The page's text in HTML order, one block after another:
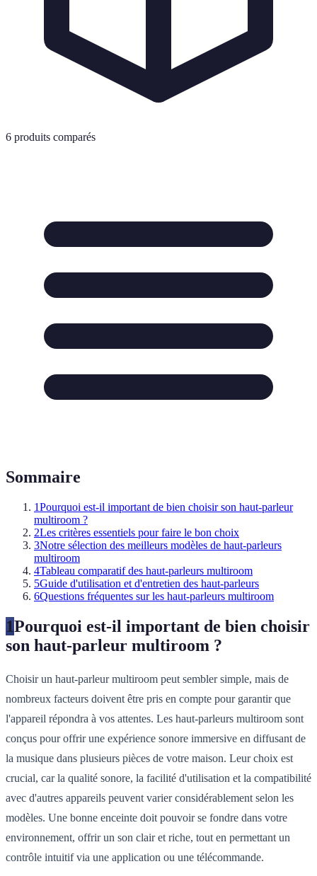
6 produits comparés
Sommaire
1Pourquoi est-il important de bien choisir son haut-parleur
multiroom ?
2Les critères essentiels pour faire le bon choix
3Notre sélection des meilleurs modèles de haut-parleurs
multiroom
4Tableau comparatif des haut-parleurs multiroom
5Guide d'utilisation et d'entretien des haut-parleurs
6Questions fréquentes sur les haut-parleurs multiroom
1Pourquoi est-il important de bien choisir
son haut-parleur multiroom ?
Choisir un haut-parleur multiroom peut sembler simple, mais de
nombreux facteurs doivent être pris en compte pour garantir que
l'appareil répondra à vos attentes. Les haut-parleurs multiroom sont
conçus pour offrir une expérience sonore immersive en diffusant de
la musique dans plusieurs pièces de votre maison. Leur choix est
crucial, car la qualité sonore, la facilité d'utilisation et la compatibilité
avec d'autres appareils peuvent varier considérablement selon les
modèles. Une bonne enceinte doit pouvoir se fondre dans votre
environnement, offrir un son clair et riche, tout en permettant un
contrôle intuitif via une application ou une télécommande.